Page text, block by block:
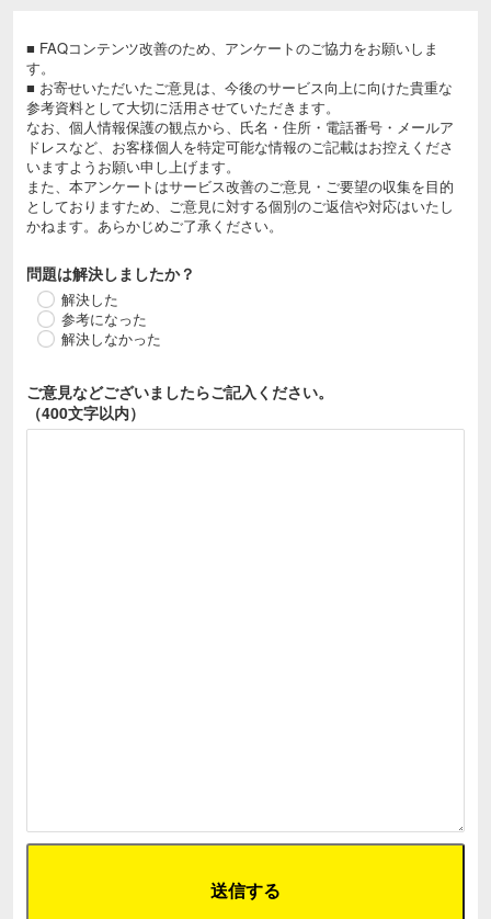
■ FAQコンテンツ改善のため、アンケートのご協力をお願いしま
す。
■ お寄せいただいたご意見は、今後のサービス向上に向けた貴重な
参考資料として大切に活用させていただきます。
なお、個人情報保護の観点から、氏名・住所・電話番号・メールア
ドレスなど、お客様個人を特定可能な情報のご記載はお控えくださ
いますようお願い申し上げます。
また、本アンケートはサービス改善のご意見・ご要望の収集を目的
としておりますため、ご意見に対する個別のご返信や対応はいたし
かねます。あらかじめご了承ください。
問題は解決しましたか？
解決した
参考になった
解決しなかった
ご意見などございましたらご記入ください。
（400文字以内）